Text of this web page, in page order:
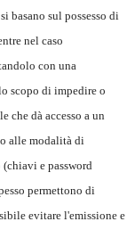
basano sul possesso di
nel caso
con una
scopo di impedire o
che dà accesso a un
alle modalità di
e password
permettono di
evitare l'emissione e